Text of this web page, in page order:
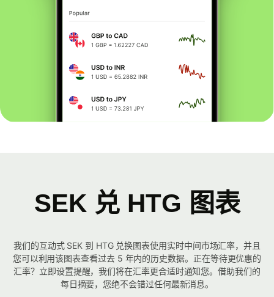
SEK 兑 HTG 图表
我们的互动式 SEK 到 HTG 兑换图表使用实时中间市场汇率，并且
您可以利用该图表查看过去 5 年内的历史数据。正在等待更优惠的
汇率？立即设置提醒，我们将在汇率更合适时通知您。借助我们的
每日摘要，您绝不会错过任何最新消息。